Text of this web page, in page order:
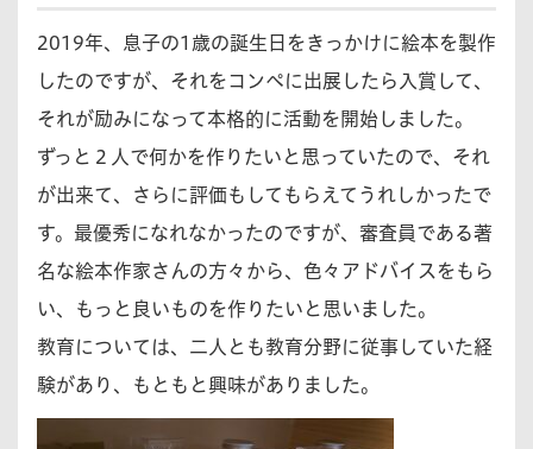
2019年、息子の1歳の誕生日をきっかけに絵本を製作
したのですが、それをコンペに出展したら入賞して、
それが励みになって本格的に活動を開始しました。
ずっと２人で何かを作りたいと思っていたので、それ
が出来て、さらに評価もしてもらえてうれしかったで
す。最優秀になれなかったのですが、審査員である著
名な絵本作家さんの方々から、色々アドバイスをもら
い、もっと良いものを作りたいと思いました。
教育については、二人とも教育分野に従事していた経
験があり、もともと興味がありました。